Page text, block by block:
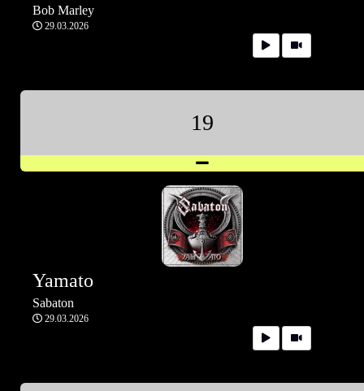
Bob Marley
29.03.2026
19
Yamato
Sabaton
29.03.2026